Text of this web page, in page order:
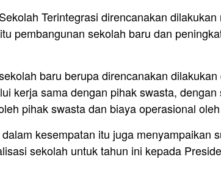
Terintegrasi direncanakan
pembangunan sekolah baru dan
baru berupa direncanakan
kerja sama dengan pihak swasta, dengan
pihak swasta dan biaya operasional
kesempatan itu juga menyampaikan
sekolah untuk tahun ini kepada